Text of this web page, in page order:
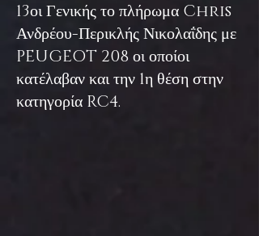
13οι Γενικής το πλήρωμα Chris
Ανδρέου-Περικλής Νικολαΐδης με
PEUGEOT 208 οι οποίοι
κατέλαβαν και την 1η θέση στην
κατηγορία RC4.